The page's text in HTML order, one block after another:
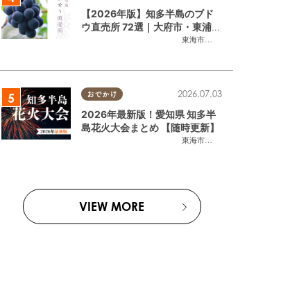
東海市
,大府市
【2026年版】知多半島のブド
ウ直売所 72選｜大府市・東浦町
ほかエリア別に一挙紹介
おでかけ
東海市
,大府市
2026.07.03
2026年最新版！愛知県 知多半
島花火大会まとめ 【随時更新】
VIEW MORE